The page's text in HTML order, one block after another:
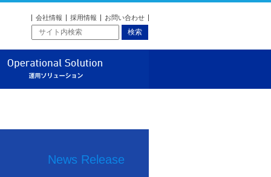
会社情報 採用情報 お問い合わせ
News Release